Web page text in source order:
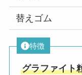
替えゴム
特徴
グラファイト